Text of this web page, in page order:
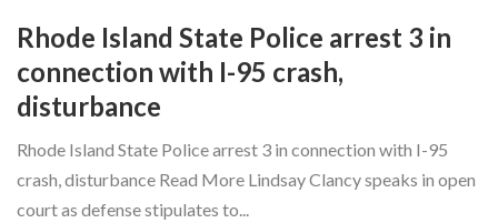
Rhode Island State Police arrest 3 in
connection with I-95 crash,
disturbance
Rhode Island State Police arrest 3 in connection with I-95
crash, disturbance Read More Lindsay Clancy speaks in open
court as defense stipulates to...